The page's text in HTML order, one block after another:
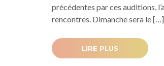
précédentes par ces auditions,
rencontres. Dimanche sera le […]
LIRE PLUS